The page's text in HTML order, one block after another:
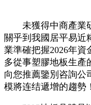
未獲得中商產業研
關乎到我國居平易近
業準確把握2026年
多從事塑膠地板生產
向您推薦鑒別咨詢公
模將连结遞增的趨勢！